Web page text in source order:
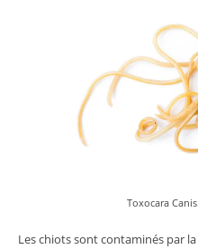
Toxocara
Les chiots sont contaminés par